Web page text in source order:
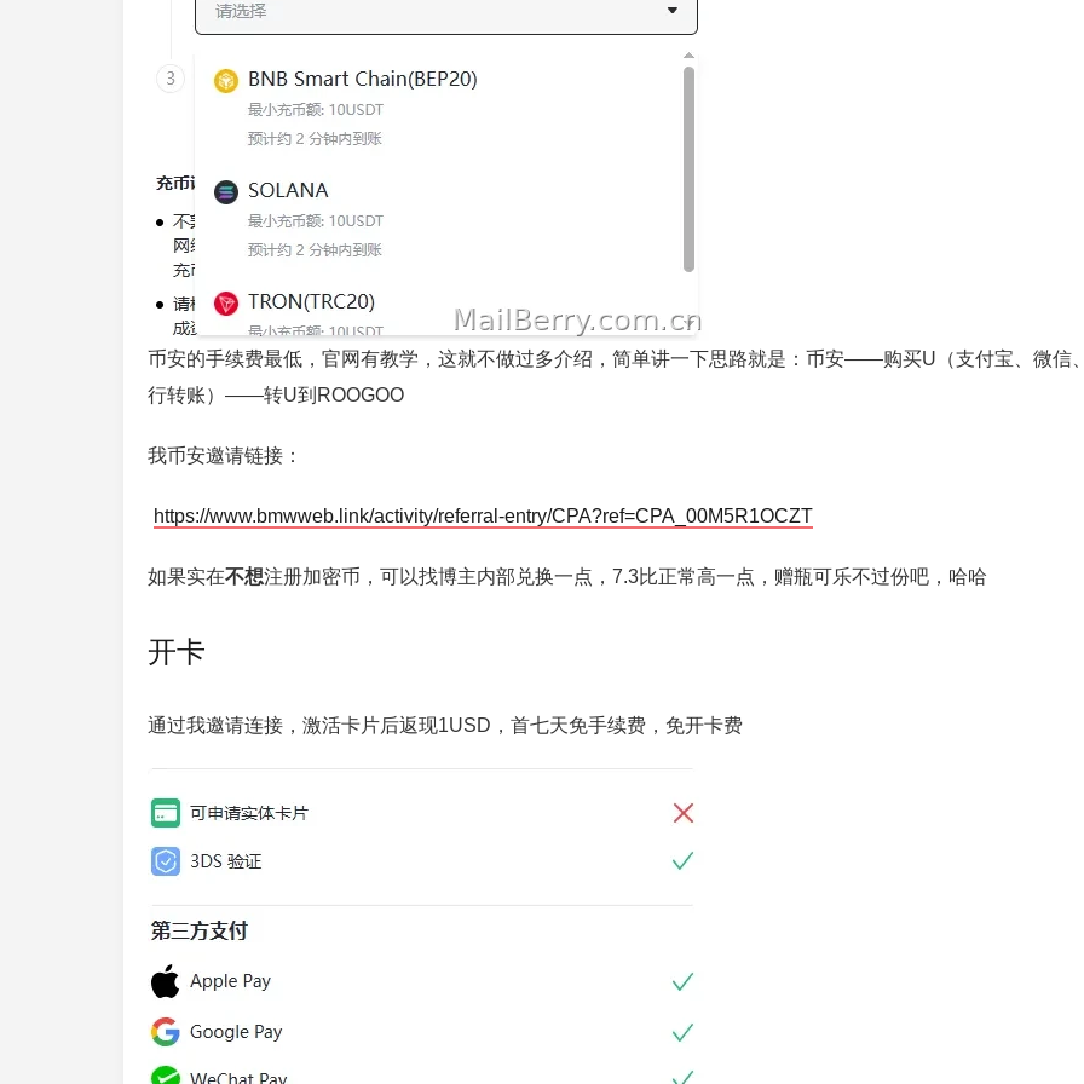
币安的手续费最低，官网有教学，这就不做过多介绍，简单讲一下思路就是：币安——购买U（支付宝、微信
行转账）——转U到ROOGOO
我币安邀请链接：
https://www.bmwweb.link/activity/referral-entry/CPA?ref=CPA_00M5R1OCZT
如果实在不想注册加密币，可以找博主内部兑换一点，7.3比正常高一点，赠瓶可乐不过份吧，哈哈
开卡
通过我邀请连接，激活卡片后返现1USD，首七天免手续费，免开卡费